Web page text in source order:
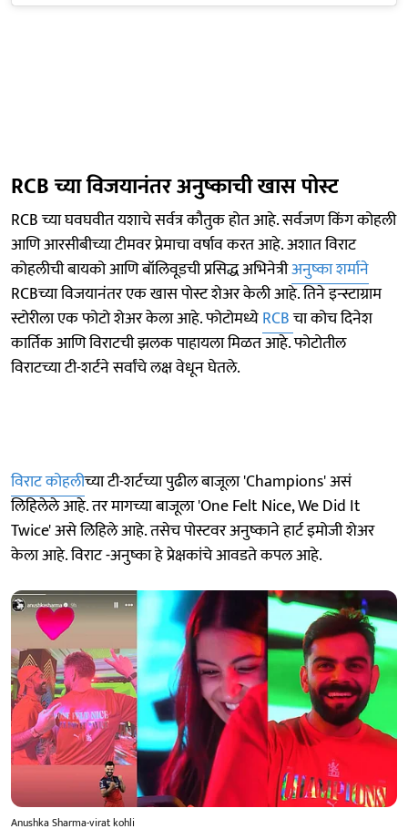
RCB च्या विजयानंतर अनुष्काची खास पोस्ट
RCB च्या घवघवीत यशाचे सर्वत्र कौतुक होत आहे. सर्वजण किंग कोहली
आणि आरसीबीच्या टीमवर प्रेमाचा वर्षाव करत आहे. अशात विराट
कोहलीची बायको आणि बॉलिवूडची प्रसिद्ध अभिनेत्रीअनुष्का शर्माने
RCBच्या विजयानंतर एक खास पोस्ट शेअर केली आहे. तिने इन्स्टाग्राम
स्टोरीला एक फोटो शेअर केला आहे. फोटोमध्येRCBचा कोच दिनेश
कार्तिक आणि विराटची झलक पाहायला मिळत आहे. फोटोतील
विराटच्या टी-शर्टने सर्वांचे लक्ष वेधून घेतले.
विराट कोहलीच्या टी-शर्टच्या पुढील बाजूला 'Champions' असं
लिहिलेले आहे. तर मागच्या बाजूला 'One Felt Nice, We Did It
Twice' असे लिहिले आहे. तसेच पोस्टवर अनुष्काने हार्ट इमोजी शेअर
केला आहे. विराट -अनुष्का हे प्रेक्षकांचे आवडते कपल आहे.
Anushka Sharma-virat kohli